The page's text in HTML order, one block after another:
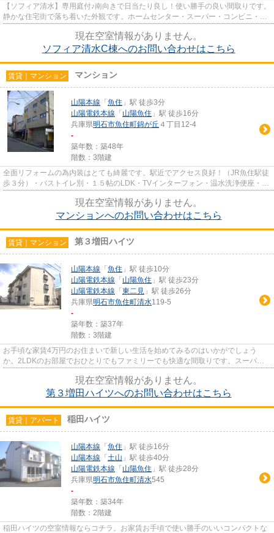
【ソフィア清水】専用庭付♪南向きで日当たり良し！使い勝手の良い間取りです。
静かな住宅街で落ち着いた外観です。ホームセンター・スーパー・コンビニ・ク
現在空室情報がありません。
ソフィア清水C棟へのお問い合わせはこちら
賃貸｜マンション マンション
山陽本線 「 魚住 」駅 徒歩3分
山陽電鉄本線 「 山陽魚住 」駅 徒歩16分
兵庫県明石市魚住町錦が丘 ４丁目12-4
-
築年数：築48年
階数：3階建
全面リフォームの為内装はとても綺麗です。駅近でアクセス良好！（JR魚住駅徒
歩３分）・バストイレ別・１５帖のLDK・TVインターフォン・温水洗浄便座・シ
現在空室情報がありません。
マンションへのお問い合わせはこちら
賃貸｜マンション 第３増田ハイツ
山陽本線 「 魚住 」駅 徒歩10分
山陽電鉄本線 「 山陽魚住 」駅 徒歩23分
山陽電鉄本線 「 東二見 」駅 徒歩26分
兵庫県明石市魚住町清水119-5
-
築年数：築37年
階数：3階建
お手頃な家賃4万円のお住まいで新しい生活を始めてみるのはいかがでしょう
か。2LDKのお部屋でおひとりでもファミリーでも快適な間取りです。スーパ
現在空室情報がありません。
第３増田ハイツへのお問い合わせはこちら
賃貸｜アパート 稲田ハイツ
山陽本線 「 魚住 」駅 徒歩16分
山陽本線 「 土山 」駅 徒歩40分
山陽電鉄本線 「 山陽魚住 」駅 徒歩28分
兵庫県明石市魚住町清水545
-
築年数：築34年
階数：2階建
稲田ハイツの空室情報ならコチラ。お家賃お手頃で使い勝手のいいコンパクトな